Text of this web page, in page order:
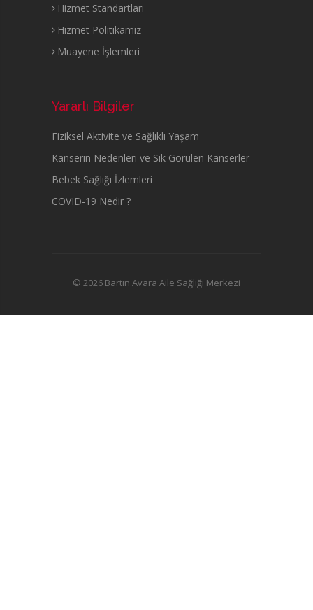
Hizmet Standartları
Hizmet Politikamız
Muayene İşlemleri
Yararlı Bilgiler
Fiziksel Aktivite ve Sağlıklı Yaşam
Kanserin Nedenleri ve Sık Görülen Kanserler
Bebek Sağlığı İzlemleri
COVID-19 Nedir ?
© 2026 Bartın Avara Aile Sağlığı Merkezi